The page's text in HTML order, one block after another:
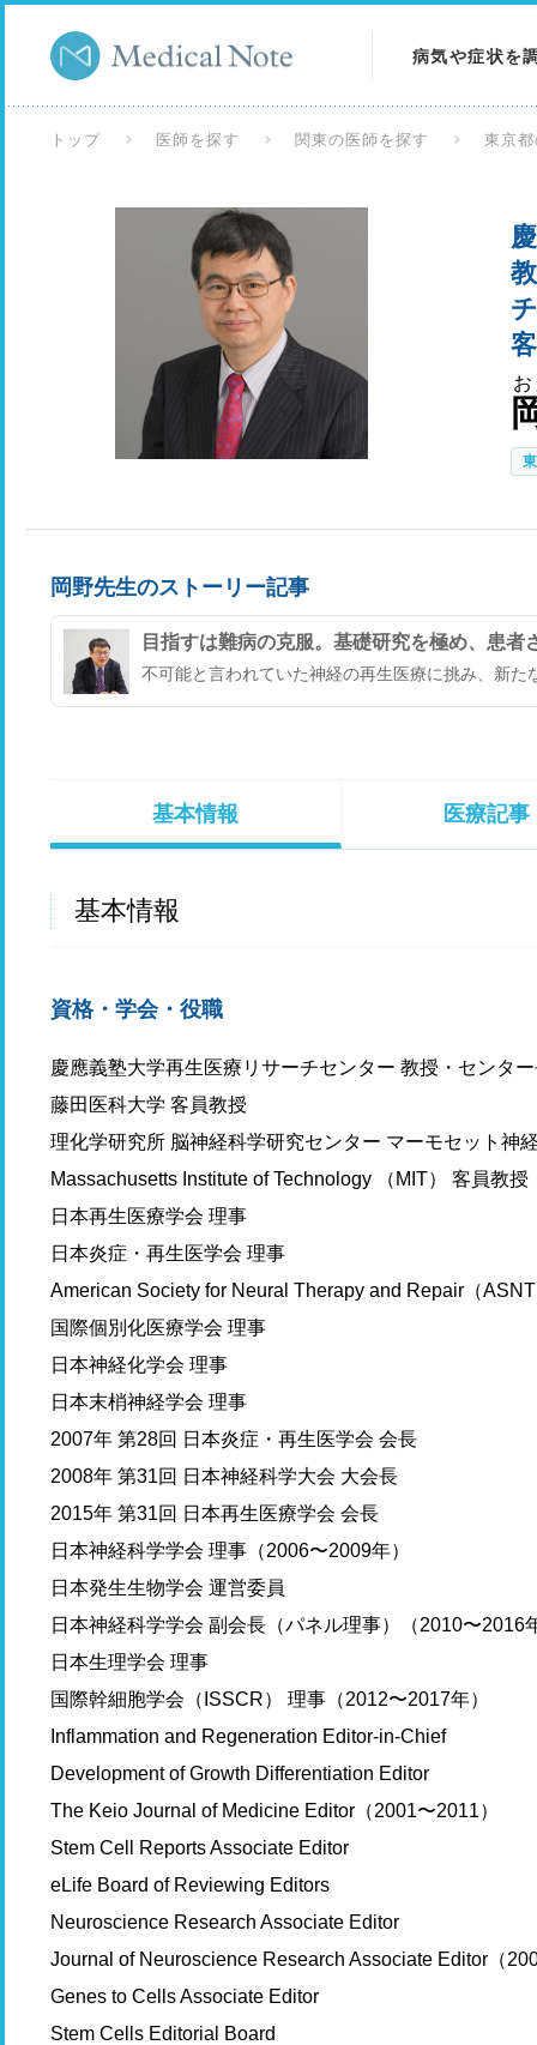
病気や症状を
検査を調べる
トップ 医師を探す 関東の医師を探す 東京
岡野先生のストーリー記事
目指すは難病の克服。基礎研究を極め、患者
不可能と言われていた神経の再生医療に挑み、新
基本情報 医療記事
基本情報
資格・学会・役職
慶應義塾大学再生医療リサーチセンター 教授・センタ
藤田医科大学 客員教授
理化学研究所 脳神経科学研究センター マーモセット神
Massachusetts Institute of Technology （MIT） 客員教授
日本再生医療学会 理事
日本炎症・再生医学会 理事
American Society for Neural Therapy and Repair（
国際個別化医療学会 理事
日本神経化学会 理事
日本末梢神経学会 理事
2007年 第28回 日本炎症・再生医学会 会長
2008年 第31回 日本神経科学大会 大会長
2015年 第31回 日本再生医療学会 会長
日本神経科学学会 理事（2006〜2009年）
日本発生生物学会 運営委員
日本神経科学学会 副会長（パネル理事）（2010〜2016
日本生理学会 理事
国際幹細胞学会（ISSCR） 理事（2012〜2017年）
Inflammation and Regeneration Editor-in-Chief
Development of Growth Differentiation Editor
The Keio Journal of Medicine Editor（2001〜2011）
Stem Cell Reports Associate Editor
eLife Board of Reviewing Editors
Neuroscience Research Associate Editor
Journal of Neuroscience Research Associate Editor（
Genes to Cells Associate Editor
Stem Cells Editorial Board